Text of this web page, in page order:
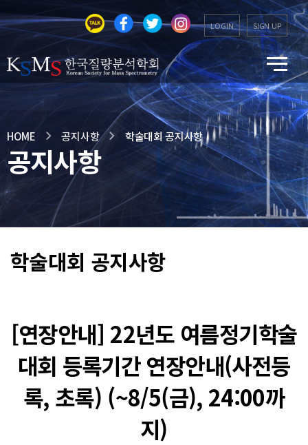
LOGIN SIGN UP
HOME 공지사항 학술대회 공지사항
공지사항
학술대회 공지사항
[연장안내] 22년도 여름정기학술
대회 등록기간 연장안내(사전등
록, 초록) (~8/5(금), 24:00까
지)